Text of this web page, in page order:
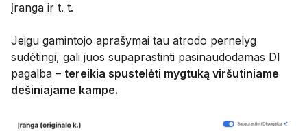
įranga ir t. t.
Jeigu gamintojo aprašymai tau atrodo pernelyg
sudėtingi, gali juos supaprastinti pasinaudodamas DI
pagalba – tereikia spustelėti mygtuką viršutiniame
dešiniajame kampe.